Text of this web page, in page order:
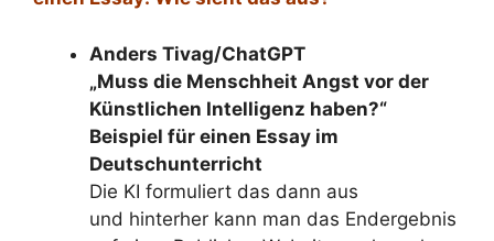
Anders Tivag/ChatGPT
„Muss die Menschheit Angst vor der
Künstlichen Intelligenz haben?“
Beispiel für einen Essay im
Deutschunterricht
Die KI formuliert das dann aus
und hinterher kann man das Endergebnis